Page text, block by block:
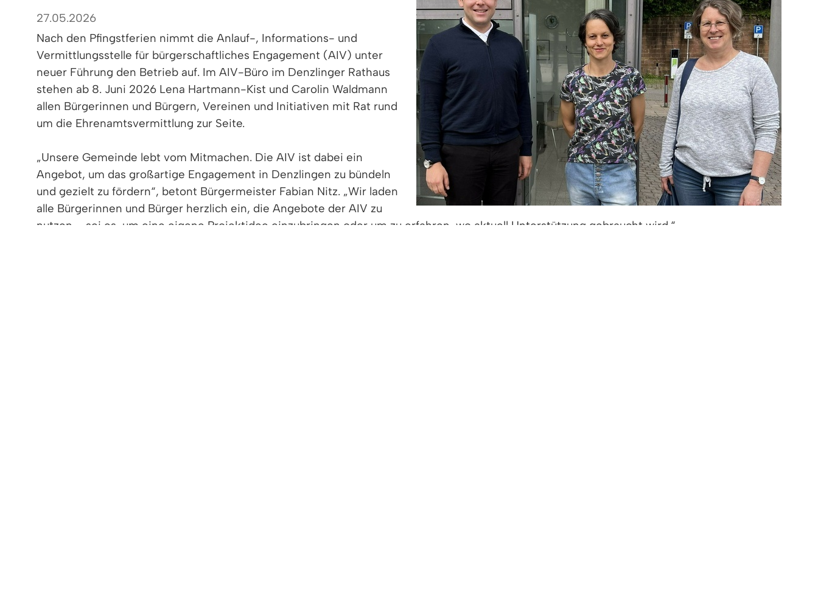
27.05.2026
Nach den Pfingstferien nimmt die Anlauf-, Informations- und
Vermittlungsstelle für bürgerschaftliches Engagement (AIV) unter
neuer Führung den Betrieb auf. Im AIV-Büro im Denzlinger Rathaus
stehen ab 8. Juni 2026 Lena Hartmann-Kist und Carolin Waldmann
allen Bürgerinnen und Bürgern, Vereinen und Initiativen mit Rat rund
um die Ehrenamtsvermittlung zur Seite.
„Unsere Gemeinde lebt vom Mitmachen. Die AIV ist dabei ein
Angebot, um das großartige Engagement in Denzlingen zu bündeln
und gezielt zu fördern“, betont Bürgermeister Fabian Nitz. „Wir laden
alle Bürgerinnen und Bürger herzlich ein, die Angebote der AIV zu
nutzen – sei es, um eine eigene Projektidee einzubringen oder um zu erfahren, wo aktuell Unterstützung gebraucht wird.“